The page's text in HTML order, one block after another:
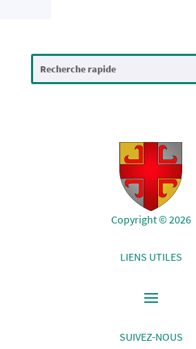
Copyright © 2026
LIENS UTILES
SUIVEZ-NOUS